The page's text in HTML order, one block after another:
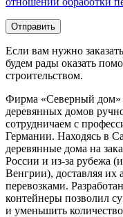
Отправить
Если вам нужно
будем рады оказать
строительством.
Фирма «Северный дом»
деревянных домов
сотрудничаем с
Германии. Находясь в
деревянные дома на
России и из-за рубежа
Венгрии), доставляя их
перевозками.
контейнеры позволил
и уменьшить